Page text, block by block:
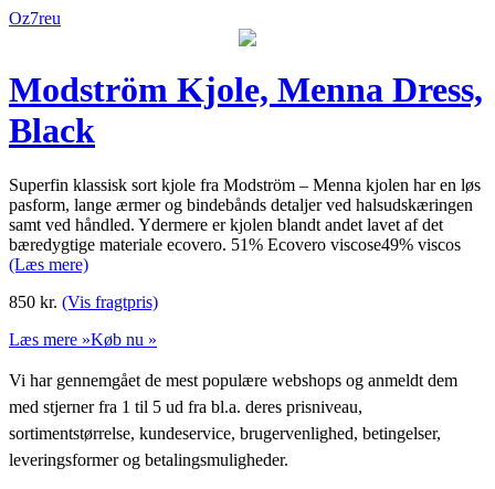
Oz7reu
Modström Kjole, Menna Dress,
Black
Superfin klassisk sort kjole fra Modström – Menna kjolen har en løs
pasform, lange ærmer og bindebånds detaljer ved halsudskæringen
samt ved håndled. Ydermere er kjolen blandt andet lavet af det
bæredygtige materiale ecovero. 51% Ecovero viscose49% viscos
(Læs mere)
850 kr. (Vis fragtpris)
Læs mere »Køb nu »
Vi har gennemgået de mest populære webshops og anmeldt dem
med stjerner fra 1 til 5 ud fra bl.a. deres prisniveau,
sortimentstørrelse, kundeservice, brugervenlighed, betingelser,
leveringsformer og betalingsmuligheder.